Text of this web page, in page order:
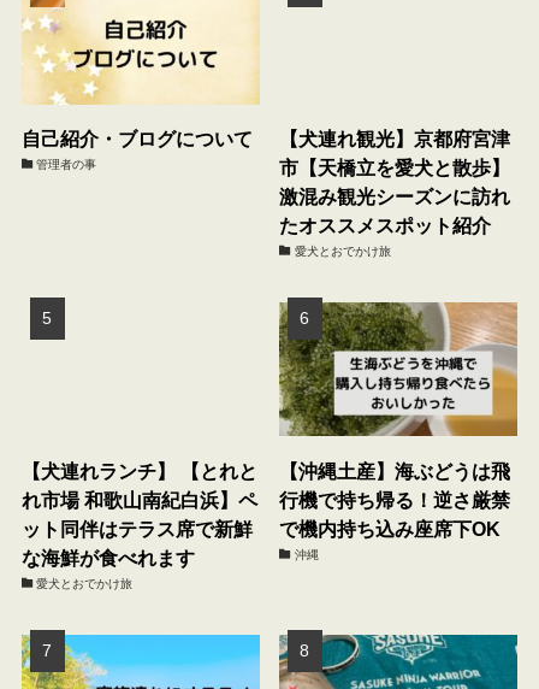
自己紹介・ブログについて
管理者の事
【犬連れ観光】京都府宮津
市【天橋立を愛犬と散歩】
激混み観光シーズンに訪れ
たオススメスポット紹介
愛犬とおでかけ旅
【犬連れランチ】 【とれと
れ市場 和歌山南紀白浜】ペ
ット同伴はテラス席で新鮮
な海鮮が食べれます
愛犬とおでかけ旅
【沖縄土産】海ぶどうは飛
行機で持ち帰る！逆さ厳禁
で機内持ち込み座席下OK
沖縄